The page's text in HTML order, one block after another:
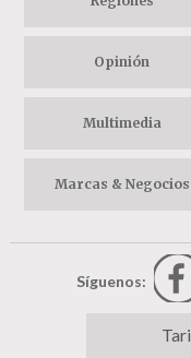
Opinión
Multimedia
Marcas & Negocios
Síguenos: